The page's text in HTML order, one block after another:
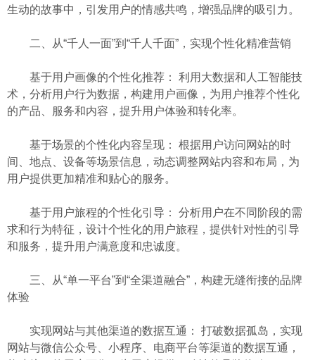
生动的故事中，引发用户的情感共鸣，增强品牌的吸引力。
二、从“千人一面”到“千人千面”，实现个性化精准营销
基于用户画像的个性化推荐： 利用大数据和人工智能技
术，分析用户行为数据，构建用户画像，为用户推荐个性化
的产品、服务和内容，提升用户体验和转化率。
基于场景的个性化内容呈现： 根据用户访问网站的时
间、地点、设备等场景信息，动态调整网站内容和布局，为
用户提供更加精准和贴心的服务。
基于用户旅程的个性化引导： 分析用户在不同阶段的需
求和行为特征，设计个性化的用户旅程，提供针对性的引导
和服务，提升用户满意度和忠诚度。
三、从“单一平台”到“全渠道融合”，构建无缝衔接的品牌
体验
实现网站与其他渠道的数据互通： 打破数据孤岛，实现
网站与微信公众号、小程序、电商平台等渠道的数据互通，